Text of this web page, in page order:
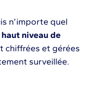
n’importe quel
haut niveau de
chiffrées et gérées
surveillée.